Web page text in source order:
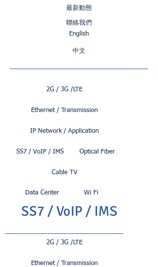
最新動態
聯絡我們
English
中文
2G / 3G /LTE
Ethernet / Transmission
IP Network / Application
SS7 / VoIP / IMS Optical Fiber
Cable TV
Data Center Wi Fi
SS7 / VoIP / IMS
2G / 3G /LTE
Ethernet / Transmission